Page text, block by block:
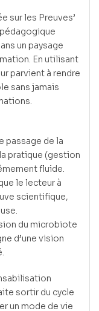
sur les Preuves’
un paysage
En utilisant
parvient à rendre
sans jamais
passage de la
pratique (gestion
fluide.
le lecteur à
scientifique,
du microbiote
d’une vision
sortir du cycle
un mode de vie